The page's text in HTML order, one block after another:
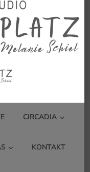
by
CIRCADIA
KONTAKT